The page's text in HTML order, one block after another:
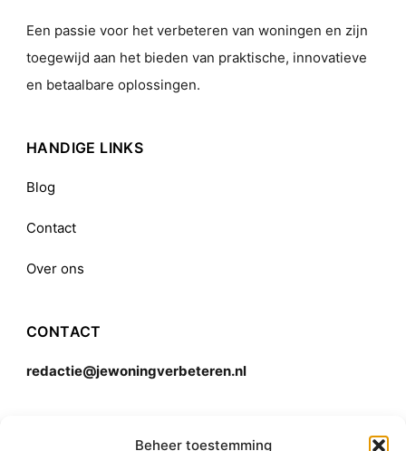
Beheer toestemming
Een passie voor het verbeteren van woningen en zijn
toegewijd aan het bieden van praktische, innovatieve
en betaalbare oplossingen.
HANDIGE LINKS
Blog
Contact
Over ons
CONTACT
redactie@jewoningverbeteren.nl